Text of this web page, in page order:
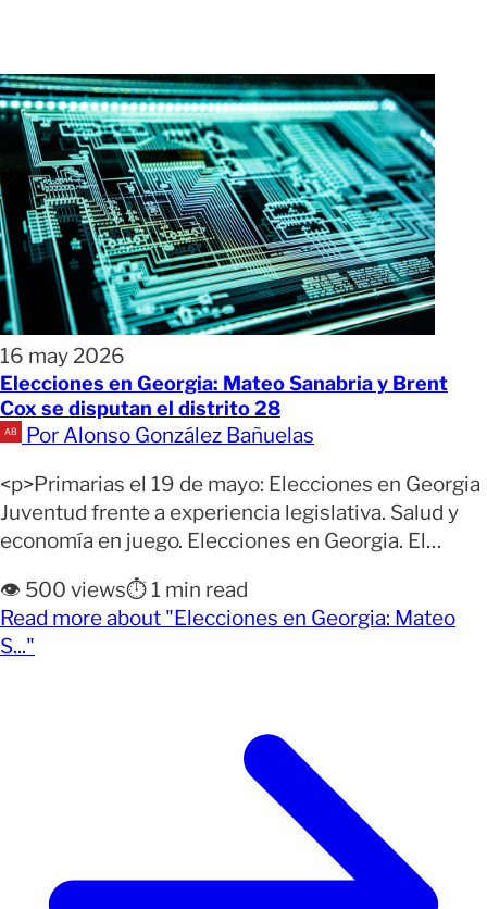
16 may 2026
Elecciones en Georgia: Mateo Sanabria y Brent
Cox se disputan el distrito 28
Por Alonso González Bañuelas
<p>Primarias el 19 de mayo: Elecciones en Georgia
Juventud frente a experiencia legislativa. Salud y
economía en juego. Elecciones en Georgia. El
de Forsyth y Hall tienen una cita crucial en las urnas
para definir el futuro del Distrito 28 de la Cámara de
Representantes de [&hellip;]</p>
👁️ 500 views⏱️ 1 min read
Read more about "Elecciones en Georgia: Mateo
S..."